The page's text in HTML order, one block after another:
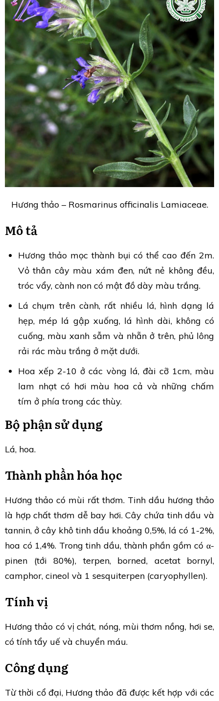
Hương thảo – Rosmarinus officinalis Lamiaceae.
Mô tả
Hương thảo mọc thành bụi có thể cao đến 2m.
Vỏ thân cây màu xám đen, nứt nẻ không đều,
tróc vẩy, cành non có mật đồ dày màu trắng.
Lá chụm trên cành, rất nhiều lá, hình dạng lá
hẹp, mép lá gập xuống, lá hình dài, không có
cuống, màu xanh sẫm và nhẵn ở trên, phủ lông
rải rác màu trắng ở mặt dưới.
Hoa xếp 2-10 ở các vòng lá, đài cỡ 1cm, màu
lam nhạt có hơi màu hoa cả và những chấm
tím ở phía trong các thùy.
Bộ phận sử dụng
Lá, hoa.
Thành phần hóa học
Hương thảo có mùi rất thơm. Tinh dầu hương thảo
là hợp chất thơm dễ bay hơi. Cây chứa tinh dầu và
tannin, ở cây khô tinh dầu khoảng 0,5%, lá có 1-2%,
hoa có 1,4%. Trong tinh dầu, thành phần gồm có α-
pinen (tới 80%), terpen, borned, acetat bornyl,
camphor, cineol và 1 sesquiterpen (caryophyllen).
Tính vị
Hương thảo có vị chát, nóng, mùi thơm nồng, hơi se,
có tính tẩy uế và chuyển máu.
Công dụng
Từ thời cổ đại, Hương thảo đã được kết hợp với các